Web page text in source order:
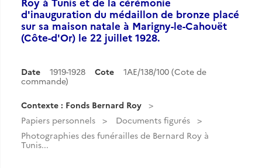
d'inauguration du médaillon de bronze placé
sur sa maison natale à Marigny-le-Cahouët
(Côte-d'Or) le 22 juillet 1928.
Date 1919-1928 Cote
1AE/138/100 (Cote de
commande)
Contexte : Fonds Bernard Roy
Papiers personnels
Documents figurés
Photographies des funérailles de Bernard Roy à
Tunis...